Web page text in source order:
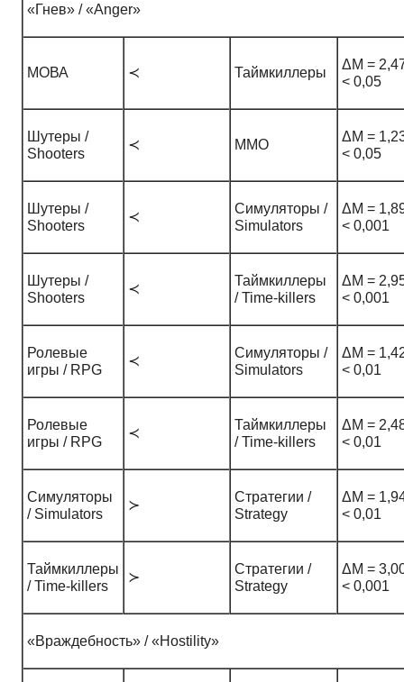
«Гнев» / «Anger»
МОВА ≺ Таймкиллеры
ΔM =
< 0,05
Шутеры /
Shooters
≺ ММО
ΔM =
< 0,05
Шутеры /
Shooters
≺
Симуляторы /
Simulators
ΔM =
< 0,001
Шутеры /
Shooters
≺
Таймкиллеры
/ Time-killers
ΔM =
< 0,001
Ролевые
игры / RPG
≺
Симуляторы /
Simulators
ΔM =
< 0,01
Ролевые
игры / RPG
≺
Таймкиллеры
/ Time-killers
ΔM =
< 0,01
Симуляторы
/ Simulators
≻
Стратегии /
Strategy
ΔM =
< 0,01
Таймкиллеры
/ Time-killers
≻
Стратегии /
Strategy
ΔM =
< 0,001
«Враждебность» / «Hostility»